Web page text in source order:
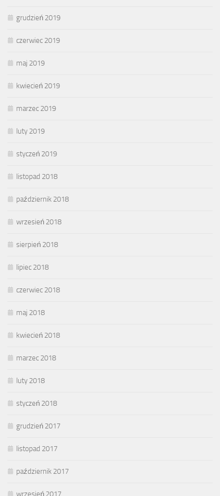
grudzień 2019
czerwiec 2019
maj 2019
kwiecień 2019
marzec 2019
luty 2019
styczeń 2019
listopad 2018
październik 2018
wrzesień 2018
sierpień 2018
lipiec 2018
czerwiec 2018
maj 2018
kwiecień 2018
marzec 2018
luty 2018
styczeń 2018
grudzień 2017
listopad 2017
październik 2017
wrzesień 2017